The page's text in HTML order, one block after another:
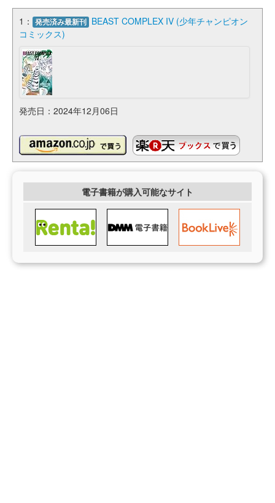
1： 発売済み最新刊 BEAST COMPLEX IV (少年チャンピオン
コミックス)
発売日：2024年12月06日
電子書籍が購入可能なサイト